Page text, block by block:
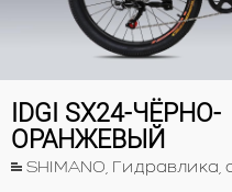
IDGI SX24-ЧЁРНО-
ОРАНЖЕВЫЙ
SHIMANO, Гидравлика,